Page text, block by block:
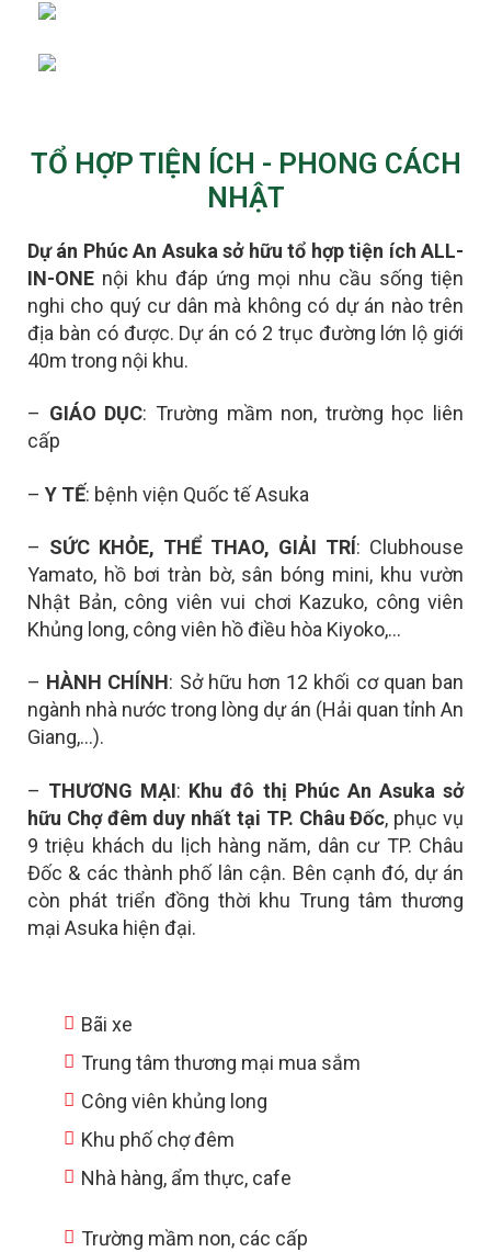
TỔ HỢP TIỆN ÍCH - PHONG CÁCH
NHẬT
Dự án Phúc An Asuka sở hữu tổ hợp tiện ích ALL-
IN-ONE nội khu đáp ứng mọi nhu cầu sống tiện
nghi cho quý cư dân mà không có dự án nào trên
địa bàn có được. Dự án có 2 trục đường lớn lộ giới
40m trong nội khu.
– GIÁO DỤC: Trường mầm non, trường học liên
cấp
– Y TẾ: bệnh viện Quốc tế Asuka
– SỨC KHỎE, THỂ THAO, GIẢI TRÍ: Clubhouse
Yamato, hồ bơi tràn bờ, sân bóng mini, khu vườn
Nhật Bản, công viên vui chơi Kazuko, công viên
Khủng long, công viên hồ điều hòa Kiyoko,…
– HÀNH CHÍNH: Sở hữu hơn 12 khối cơ quan ban
ngành nhà nước trong lòng dự án (Hải quan tỉnh An
Giang,…).
– THƯƠNG MẠI: Khu đô thị Phúc An Asuka sở
hữu Chợ đêm duy nhất tại TP. Châu Đốc, phục vụ
9 triệu khách du lịch hàng năm, dân cư TP. Châu
Đốc & các thành phố lân cận. Bên cạnh đó, dự án
còn phát triển đồng thời khu Trung tâm thương
mại Asuka hiện đại.
Bãi xe
Trung tâm thương mại mua sắm
Công viên khủng long
Khu phố chợ đêm
Nhà hàng, ẩm thực, cafe
Trường mầm non, các cấp